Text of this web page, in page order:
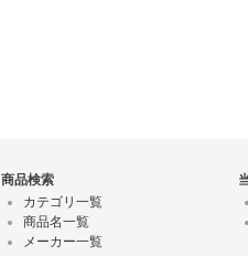
商品検索
カテゴリ一覧
商品名一覧
メーカー一覧